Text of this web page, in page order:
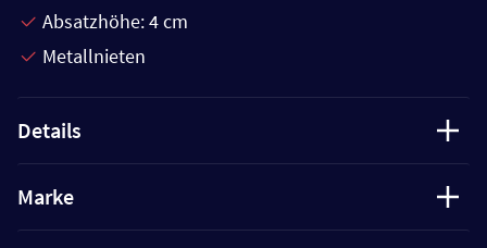
Absatzhöhe: 4 cm
Metallnieten
Details
Marke